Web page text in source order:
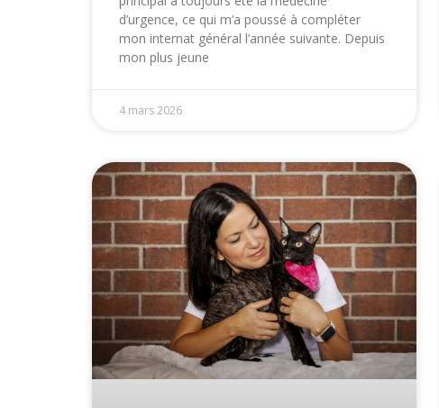
d’urgence, ce qui m’a poussé à compléter
mon internat général l’année suivante. Depuis
mon plus jeune
4 mars 2026